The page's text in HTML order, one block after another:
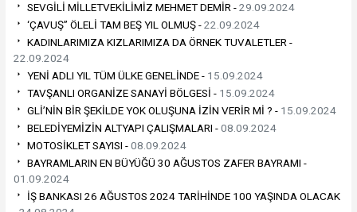
SEVGİLİ MİLLETVEKİLİMİZ MEHMET DEMİR -29.09.2024
‘ÇAVUŞ” ÖLELİ TAM BEŞ YIL OLMUŞ -22.09.2024
KADINLARIMIZA KIZLARIMIZA DA ÖRNEK TUVALETLER -
22.09.2024
YENİ ADLI YIL TÜM ÜLKE GENELİNDE - 15.09.2024
TAVŞANLI ORGANİZE SANAYİ BÖLGESİ - 15.09.2024
GLİ’NİN BİR ŞEKİLDE YOK OLUŞUNA İZİN VERİR Mİ ? - 15.09.2024
BELEDİYEMİZİN ALTYAPI ÇALIŞMALARI -08.09.2024
MOTOSİKLET SAYISI -08.09.2024
BAYRAMLARIN EN BÜYÜĞÜ 30 AĞUSTOS ZAFER BAYRAMI -
01.09.2024
İŞ BANKASI 26 AĞUSTOS 2024 TARİHİNDE 100 YAŞINDA OLACAK